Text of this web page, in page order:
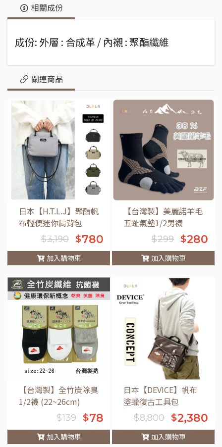
相關成份
成份: 外層 : 合成革 / 內襯 : 聚酯纖維
關連商品
日本【H.T.L.J】聚酯帆
布輕便迷你肩背包
$3,190 $780
加入購物車
【台灣製】美麗諾羊毛
五趾氣墊1/2男襪
$299 $280
加入購物車
【台灣製】全竹炭除臭
1/2襪 (22~26cm)
$139 $78
加入購物車
日本【DEVICE】帆布
塗蠟復古工具包
$8,800 $2,380
加入購物車